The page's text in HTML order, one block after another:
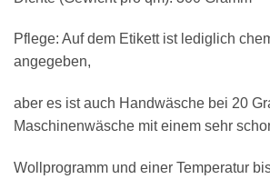
Pflege: Auf dem Etikett ist lediglich
angegeben,
aber es ist auch Handwäsche bei 20
Maschinenwäsche mit einem sehr
Wollprogramm und einer Temperatur